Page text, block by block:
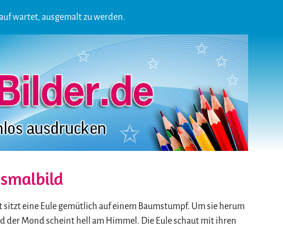
wartet, ausgemalt zu werden.
eine Eule gemütlich auf einem Baumstumpf. Um sie herum
der Mond scheint hell am Himmel. Die Eule schaut mit ihren